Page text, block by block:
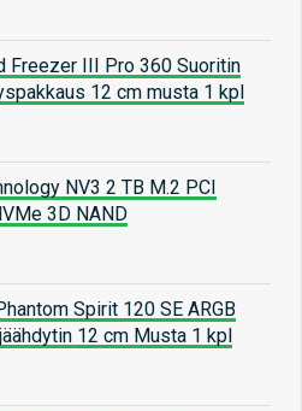
Freezer III Pro 360 Suoritin
12 cm musta 1 kpl
NV3 2 TB M.2 PCI
3D NAND
Spirit 120 SE ARGB
12 cm Musta 1 kpl